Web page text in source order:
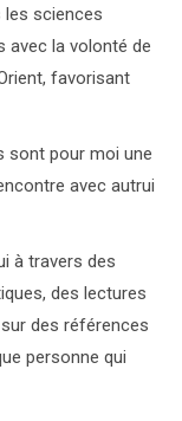
sciences
avec la volonté de
favorisant
sont pour moi une
avec autrui
à travers des
des lectures
des références
personne qui